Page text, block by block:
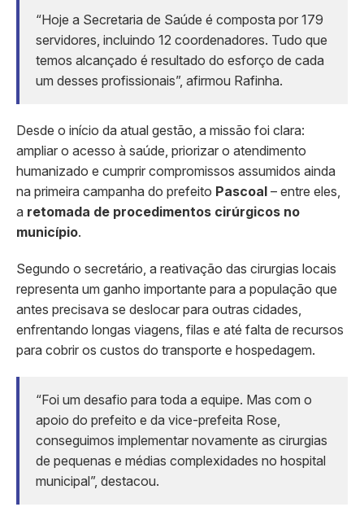
“Hoje a Secretaria de Saúde é composta por 179
servidores, incluindo 12 coordenadores. Tudo que
temos alcançado é resultado do esforço de cada
um desses profissionais”, afirmou Rafinha.
Desde o início da atual gestão, a missão foi clara:
ampliar o acesso à saúde, priorizar o atendimento
humanizado e cumprir compromissos assumidos ainda
na primeira campanha do prefeito Pascoal – entre eles,
a retomada de procedimentos cirúrgicos no
município.
Segundo o secretário, a reativação das cirurgias locais
representa um ganho importante para a população que
antes precisava se deslocar para outras cidades,
enfrentando longas viagens, filas e até falta de recursos
para cobrir os custos do transporte e hospedagem.
“Foi um desafio para toda a equipe. Mas com o
apoio do prefeito e da vice-prefeita Rose,
conseguimos implementar novamente as cirurgias
de pequenas e médias complexidades no hospital
municipal”, destacou.